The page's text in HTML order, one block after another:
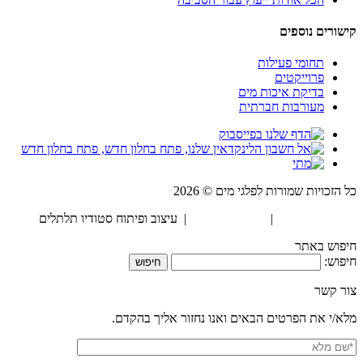
קישורים נוספים
תחומי פעילות
פרוייקטים
בדיקת איכות מים
מעורבות חברתית
כל הזכויות שמורות לפלגי מים © 2026
|
| עיצוב ופיתוח סטודיו תלתלים
חיפוש באתר
חיפוש:
צור קשר
מלא/י את הפרטים הבאים ואנו נחזור אליך בהקדם.